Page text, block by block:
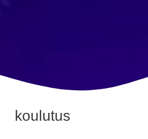
koulutus